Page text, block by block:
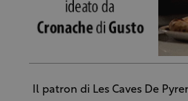
Il patron di Les Caves De